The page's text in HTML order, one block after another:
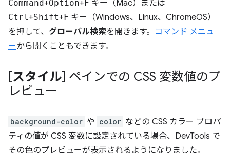
Command+Option+F キー（Mac）または
Ctrl+Shift+F キー（Windows、Linux、ChromeOS）
を押して、 グローバル検索を開きます。 コマンド メニュ
ーから開くこともできます。
[スタイル] ペインでの CSS 変数値のプ
レビュー
background-color や color などの CSS カラー プロパ
ティの値が CSS 変数に設定されている場合、DevTools で
その色のプレビューが表示されるようになりました。